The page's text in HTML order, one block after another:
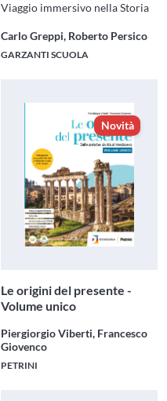
Viaggio immersivo nella Storia
Carlo Greppi, Roberto Persico
GARZANTI SCUOLA
Novità
Le origini del presente -
Volume unico
Piergiorgio Viberti, Francesco
Giovenco
PETRINI